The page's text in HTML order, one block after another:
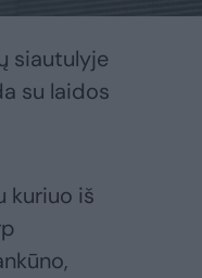
siautulyje
su laidos
kuriuo iš